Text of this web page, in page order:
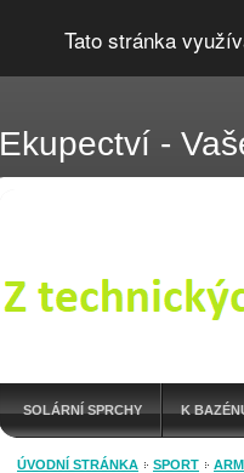
Tato stránka
Ekupectví -
SOLÁRNÍ SPRCHY K
OUTDOOR LÁHVE ARCHIV
ÚVODNÍ STRÁNKA SPORT